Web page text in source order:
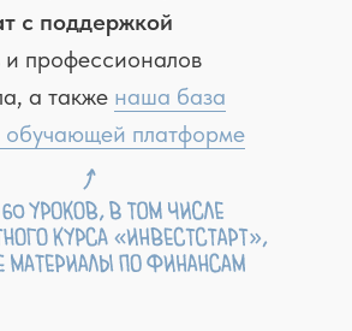
с поддержкой
и профессионалов
а также наша база
обучающей платформе